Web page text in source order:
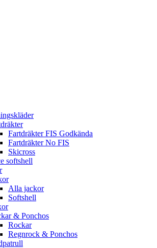
Fartdräkter FIS Godkända
Fartdräkter No FIS
Skicross
softshell
Alla jackor
Softshell
& Ponchos
Rockar
Regnrock & Ponchos